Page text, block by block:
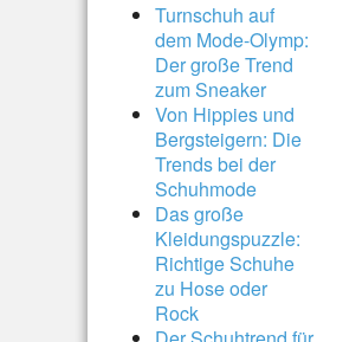
Turnschuh auf
dem Mode-Olymp:
Der große Trend
zum Sneaker
Von Hippies und
Bergsteigern: Die
Trends bei der
Schuhmode
Das große
Kleidungspuzzle:
Richtige Schuhe
zu Hose oder
Rock